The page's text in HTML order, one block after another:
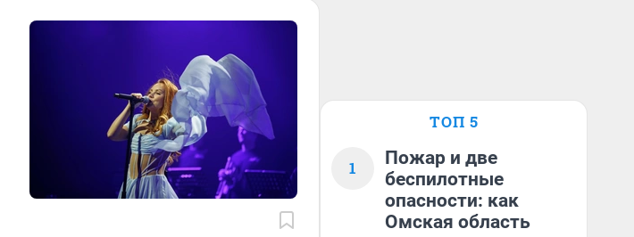
ТОП 5
1
Пожар и две
беспилотные
опасности: как
Омская область